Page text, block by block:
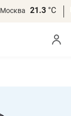
Москва 21.3 °С